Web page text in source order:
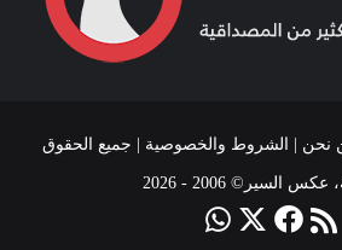
نحن الشروط والخصوصية | جميع الحقوق
السير© 2006 - 2026